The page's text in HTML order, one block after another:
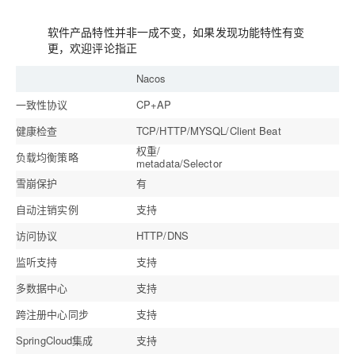
软件产品特性并非一成不变，如果发现功能特性有变
更，欢迎评论指正
Nacos
一致性协议
CP+AP
健康检查
TCP/HTTP/MYSQL/Client Beat
负载均衡策略
权重/
metadata/Selector
雪崩保护
有
自动注销实例
支持
访问协议
HTTP/DNS
监听支持
支持
多数据中心
支持
跨注册中心同步
支持
SpringCloud集成
支持